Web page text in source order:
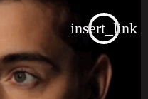
insert_link